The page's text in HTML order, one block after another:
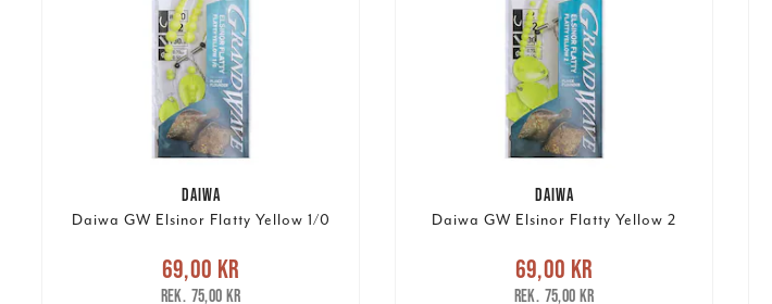
DAIWA
Daiwa GW Elsinor Flatty Yellow 1/0
Nuvarande pris
Tidigare pris
69,00 kr
75,00 kr
DAIWA
Daiwa GW Elsinor Flatty Yellow 2
Nuvarande pris
Tidigare pris
69,00 kr
75,00 kr